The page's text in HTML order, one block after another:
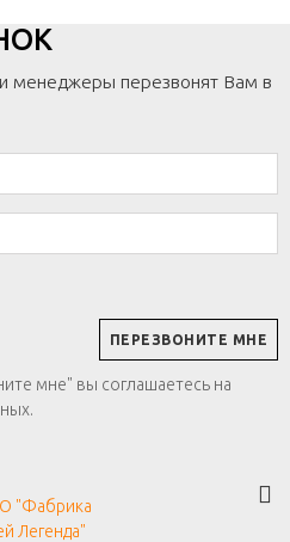
менеджеры перезвонят Вам в
мне" вы соглашаетесь на